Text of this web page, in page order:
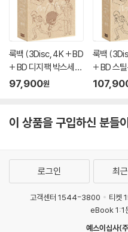
룩백 (3Disc, 4K + BD
+ BD 디지팩 박스세트
한정판) : 블루레이
97,900원
룩백
+ BD 스
한정판) :
이 상품을 구입하신 분들
로그인 최
고객센터 1544-3800 티켓
eBook 1:1
예스이십사(